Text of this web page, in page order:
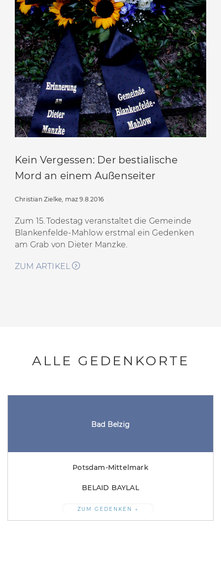
Kein Vergessen: Der bestialische
Mord an einem Außenseiter
Christian Zielke, maz 9.8.2016
Zum 15. Todestag veranstaltet die Gemeinde
Blankenfelde-Mahlow erstmal ein Gedenken
am Grab von Dieter Manzke.
ZUM ARTIKEL
ALLE GEDENKORTE
Bad Belzig
Potsdam-Mittelmark
BELAID BAYLAL
ZUM GEDENKEN →